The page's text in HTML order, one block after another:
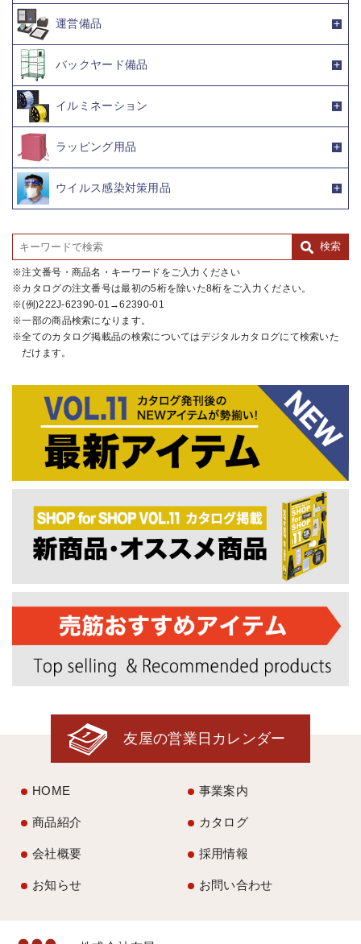
運営備品
バックヤード備品
イルミネーション
ラッピング用品
ウイルス感染対策用品
注文番号・商品名・キーワードをご入力ください
カタログの注文番号は最初の5桁を除いた8桁をご入力ください。
(例)222J-62390-01→62390-01
一部の商品検索になります。
全てのカタログ掲載品の検索についてはデジタルカタログにて検索いた
だけます。
友屋の営業日カレンダー
HOME 事業案内
商品紹介 カタログ
会社概要 採用情報
お知らせ お問い合わせ